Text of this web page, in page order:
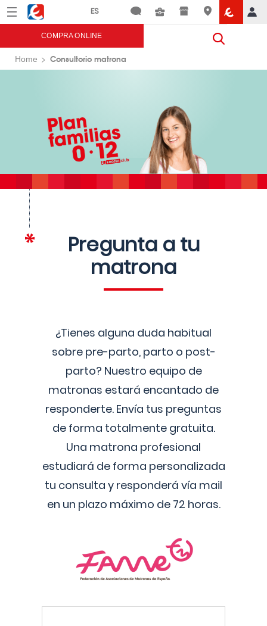
Menú Eroski
COMPRA ONLINE
Home Consultorio matrona
Pregunta a tu
matrona
¿Tienes alguna duda habitual
sobre pre-parto, parto o post-
parto? Nuestro equipo de
matronas estará encantado de
responderte. Envía tus preguntas
de forma totalmente gratuita.
Una matrona profesional
estudiará de forma personalizada
tu consulta y responderá vía mail
en un plazo máximo de 72 horas.